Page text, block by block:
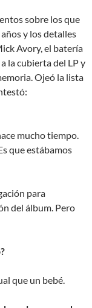
sobre los que
y los detalles
Avory, el batería
la cubierta del LP y
Ojeó la lista
mucho tiempo.
que estábamos
para
del álbum. Pero
que un bebé.